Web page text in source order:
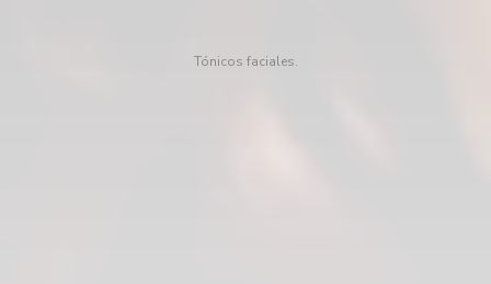
Tónicos faciales.